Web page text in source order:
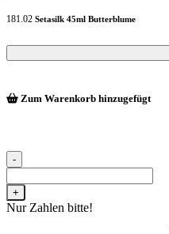
181.02 Setasilk 45ml Butterblume
Loading...
Loading...
Zum Warenkorb hinzugefügt
-
+
Nur Zahlen bitte!